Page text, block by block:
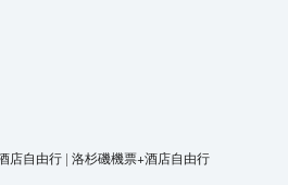
店自由行 | 洛杉磯機票+酒店自由行